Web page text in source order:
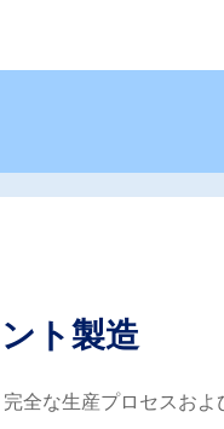
ト製造
全な生産プロセスおよ